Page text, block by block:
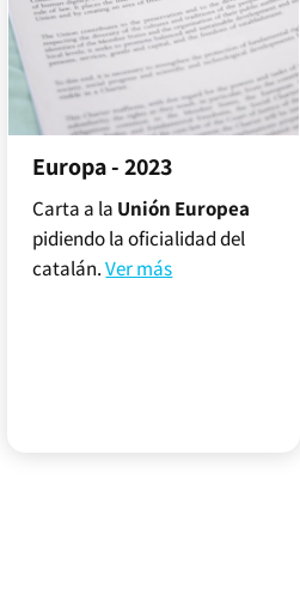
Europa - 2023
Carta a la Unión Europea
pidiendo la oficialidad del
catalán.Ver más